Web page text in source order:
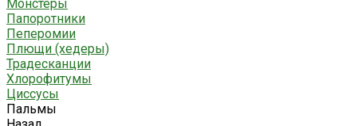
Монстеры
Папоротники
Пеперомии
Плющи (хедеры)
Традесканции
Хлорофитумы
Циссусы
Пальмы